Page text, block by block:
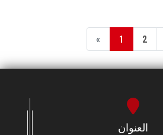
« 1 2
العنوان